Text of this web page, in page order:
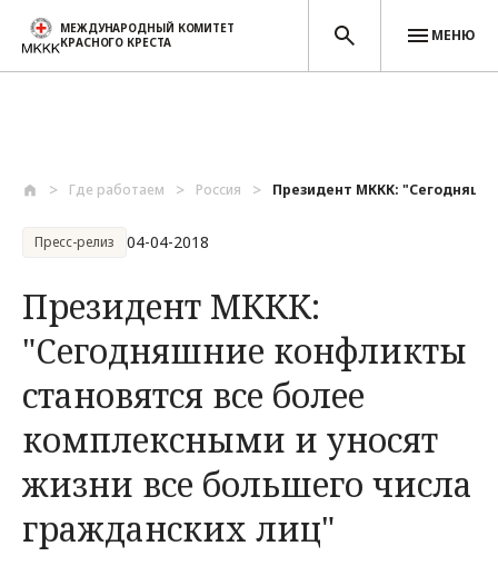
МЕЖДУНАРОДНЫЙ КОМИТЕТ
КРАСНОГО КРЕСТА
МЕНЮ
Где работаем Россия Президент МККК:
Пресс-релиз 04-04-2018
Президент МККК:
"Сегодняшние конфликты
становятся все более
комплексными и уносят
жизни все большего числа
гражданских лиц"